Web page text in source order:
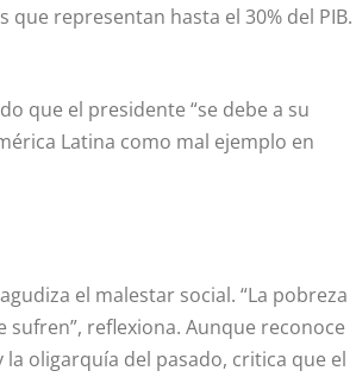
representan hasta el 30% del PIB.
que el presidente “se debe a su
Latina como mal ejemplo en
el malestar social. “La pobreza
reflexiona. Aunque reconoce
oligarquía del pasado, critica que el